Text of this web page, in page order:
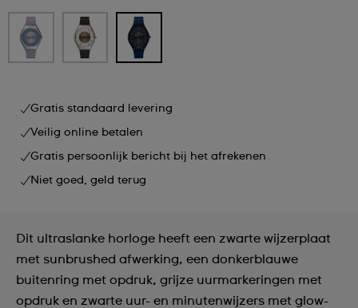
Gratis standaard levering
Veilig online betalen
Gratis persoonlijk bericht bij het afrekenen
Niet goed, geld terug
Dit ultraslanke horloge heeft een zwarte wijzerplaat
met sunbrushed afwerking, een donkerblauwe
buitenring met opdruk, grijze uurmarkeringen met
opdruk en zwarte uur- en minutenwijzers met glow-